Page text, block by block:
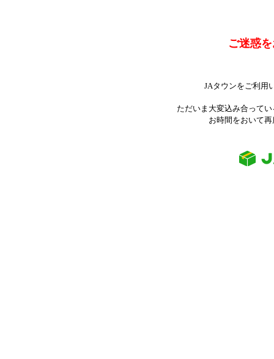
ご迷惑
JAタウンをご利用
ただいま大変込み合って
お時間をおいて